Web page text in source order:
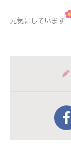
元気にしています